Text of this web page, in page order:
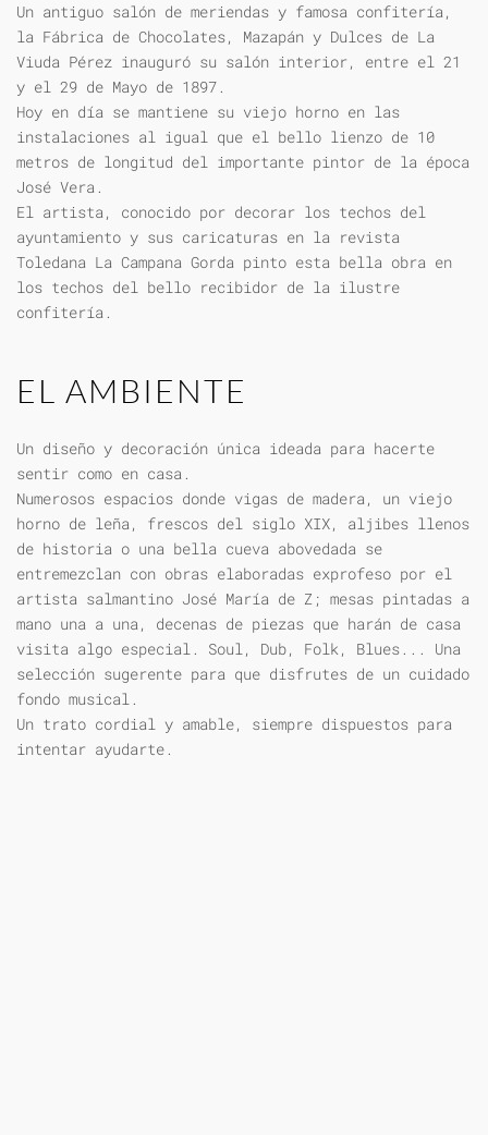
Un antiguo salón de meriendas y famosa confitería,
la Fábrica de Chocolates, Mazapán y Dulces de La
Viuda Pérez inauguró su salón interior, entre el 21
y el 29 de Mayo de 1897.
Hoy en día se mantiene su viejo horno en las
instalaciones al igual que el bello lienzo de 10
metros de longitud del importante pintor de la época
José Vera.
El artista, conocido por decorar los techos del
ayuntamiento y sus caricaturas en la revista
Toledana La Campana Gorda pinto esta bella obra en
los techos del bello recibidor de la ilustre
confitería.
EL AMBIENTE
Un diseño y decoración única ideada para hacerte
sentir como en casa.
Numerosos espacios donde vigas de madera, un viejo
horno de leña, frescos del siglo XIX, aljibes llenos
de historia o una bella cueva abovedada se
entremezclan con obras elaboradas exprofeso por el
artista salmantino José María de Z; mesas pintadas a
mano una a una, decenas de piezas que harán de casa
visita algo especial. Soul, Dub, Folk, Blues... Una
selección sugerente para que disfrutes de un cuidado
fondo musical.
Un trato cordial y amable, siempre dispuestos para
intentar ayudarte.